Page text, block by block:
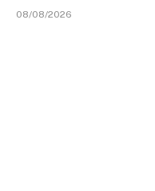
08/08/2026